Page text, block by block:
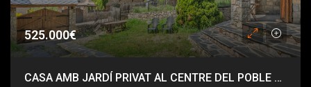
525.000€
CASA AMB JARDÍ PRIVAT AL CENTRE DEL POBLE D’OLOPTE